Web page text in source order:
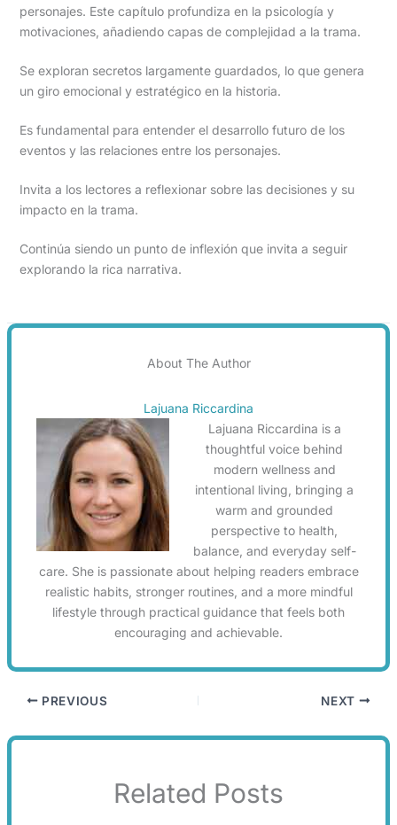
personajes. Este capítulo profundiza en la psicología y
motivaciones, añadiendo capas de complejidad a la trama.
Se exploran secretos largamente guardados, lo que genera
un giro emocional y estratégico en la historia.
Es fundamental para entender el desarrollo futuro de los
eventos y las relaciones entre los personajes.
Invita a los lectores a reflexionar sobre las decisiones y su
impacto en la trama.
Continúa siendo un punto de inflexión que invita a seguir
explorando la rica narrativa.
About The Author
Lajuana Riccardina
Lajuana Riccardina is a
thoughtful voice behind
modern wellness and
intentional living, bringing a
warm and grounded
perspective to health,
balance, and everyday self-
care. She is passionate about helping readers embrace
realistic habits, stronger routines, and a more mindful
lifestyle through practical guidance that feels both
encouraging and achievable.
PREVIOUS NEXT
Related Posts